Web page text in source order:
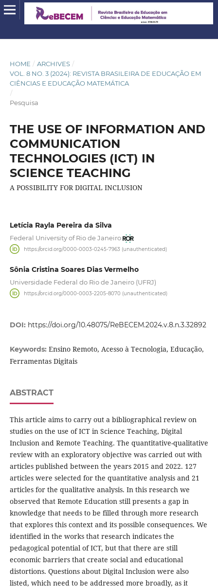
HOME / ARCHIVES /
VOL. 8 NO. 3 (2024): REVISTA BRASILEIRA DE EDUCAÇÃO EM
CIÊNCIAS E EDUCAÇÃO MATEMÁTICA
/
Pesquisa
THE USE OF INFORMATION AND
COMMUNICATION
TECHNOLOGIES (ICT) IN
SCIENCE TEACHING
A POSSIBILITY FOR DIGITAL INCLUSION
Letícia Rayla Pereira da Silva
Federal University of Rio de Janeiro
https://orcid.org/0000-0003-0245-7963 (unauthenticated)
Sônia Cristina Soares Dias Vermelho
Universidade Federal do Rio de Janeiro (UFRJ)
https://orcid.org/0000-0003-2205-8070 (unauthenticated)
DOI: https://doi.org/10.48075/ReBECEM.2024.v.8.n.3.32892
Keywords: Ensino Remoto, Acesso à Tecnologia, Educação,
Ferramentas Digitais
ABSTRACT
This article aims to carry out a bibliographical review on
studies on the use of ICT in Science Teaching, Digital
Inclusion and Remote Teaching. The quantitative-qualitative
review with an exploratory objective was carried out with
articles published between the years 2015 and 2022. 127
articles were selected for the quantitative analysis and 21
articles for the qualitative analysis. In this research we
observed that Remote Education still presents a gap in
knowledge that needs to be filled through more research
that explores this context and its possible consequences. We
identified in the works that research indicates the
pedagogical potential of ICT, but that there are still
economic barriers that create social and educational
distortions. Questions about Digital Inclusion were also
listed, which need to be addressed more broadly, as it